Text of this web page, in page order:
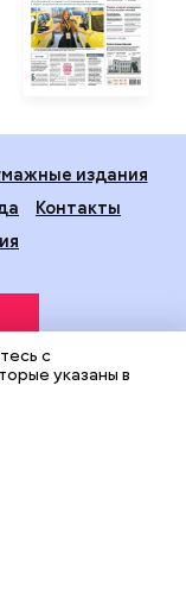
издания
Контакты
Департамента
города Москвы.
технологии
с
указаны в